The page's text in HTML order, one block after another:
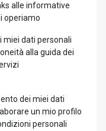
alle informative
operiamo
miei dati personali
alla guida dei
dei miei dati
un mio profilo
personali